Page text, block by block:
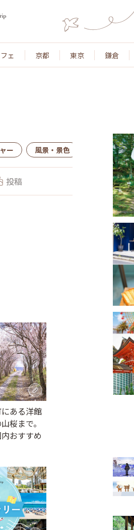
ェ 京都 東京 鎌倉
ー 風景・景色 名所・旧跡
投稿
ある洋館
桜まで。
おすすめ